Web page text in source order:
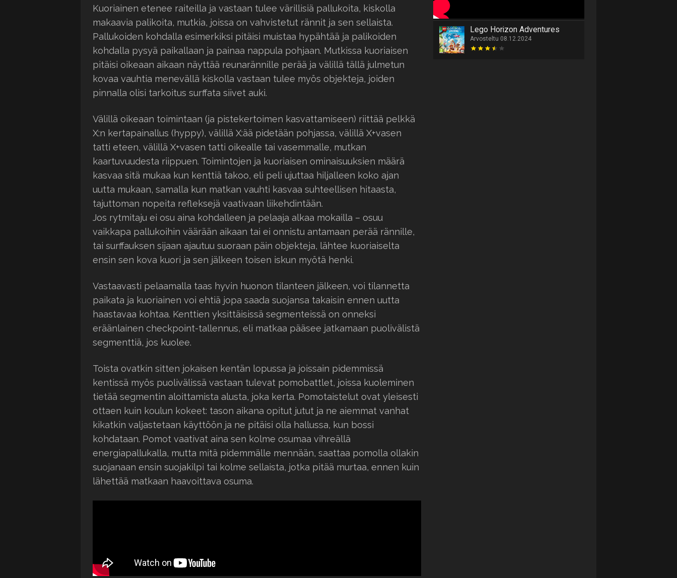
Kuoriainen etenee raiteilla ja vastaan tulee värillisiä pallukoita, kiskolla
makaavia palikoita, mutkia, joissa on vahvistetut rännit ja sen sellaista.
Pallukoiden kohdalla esimerkiksi pitäisi muistaa hypähtää ja palikoiden
kohdalla pysyä paikallaan ja painaa nappula pohjaan. Mutkissa kuoriaisen
pitäisi oikeaan aikaan näyttää reunarännille perää ja välillä tällä julmetun
kovaa vauhtia menevällä kiskolla vastaan tulee myös objekteja, joiden
pinnalla olisi tarkoitus surffata siivet auki.
Välillä oikeaan toimintaan (ja pistekertoimen kasvattamiseen) riittää pelkkä
X:n kertapainallus (hyppy), välillä X:ää pidetään pohjassa, välillä X+vasen
tatti eteen, välillä X+vasen tatti oikealle tai vasemmalle, mutkan
kaartuvuudesta riippuen. Toimintojen ja kuoriaisen ominaisuuksien määrä
kasvaa sitä mukaa kun kenttiä takoo, eli peli ujuttaa hiljalleen koko ajan
uutta mukaan, samalla kun matkan vauhti kasvaa suhteellisen hitaasta,
tajuttoman nopeita refleksejä vaativaan liikehdintään.
Jos rytmitaju ei osu aina kohdalleen ja pelaaja alkaa mokailla – osuu
vaikkapa pallukoihin väärään aikaan tai ei onnistu antamaan perää rännille,
tai surffauksen sijaan ajautuu suoraan päin objekteja, lähtee kuoriaiselta
ensin sen kova kuori ja sen jälkeen toisen iskun myötä henki.
Vastaavasti pelaamalla taas hyvin huonon tilanteen jälkeen, voi tilannetta
paikata ja kuoriainen voi ehtiä jopa saada suojansa takaisin ennen uutta
haastavaa kohtaa. Kenttien yksittäisissä segmenteissä on onneksi
eräänlainen checkpoint-tallennus, eli matkaa pääsee jatkamaan puolivälistä
segmenttiä, jos kuolee.
Toista ovatkin sitten jokaisen kentän lopussa ja joissain pidemmissä
kentissä myös puolivälissä vastaan tulevat pomobattlet, joissa kuoleminen
tietää segmentin aloittamista alusta, joka kerta. Pomotaistelut ovat yleisesti
ottaen kuin koulun kokeet: tason aikana opitut jutut ja ne aiemmat vanhat
kikatkin valjastetaan käyttöön ja ne pitäisi olla hallussa, kun bossi
kohdataan. Pomot vaativat aina sen kolme osumaa vihreällä
energiapallukalla, mutta mitä pidemmälle mennään, saattaa pomolla ollakin
suojanaan ensin suojakilpi tai kolme sellaista, jotka pitää murtaa, ennen kuin
lähettää matkaan haavoittava osuma.
Lego Horizon Adventures
Arvosteltu 08.12.2024